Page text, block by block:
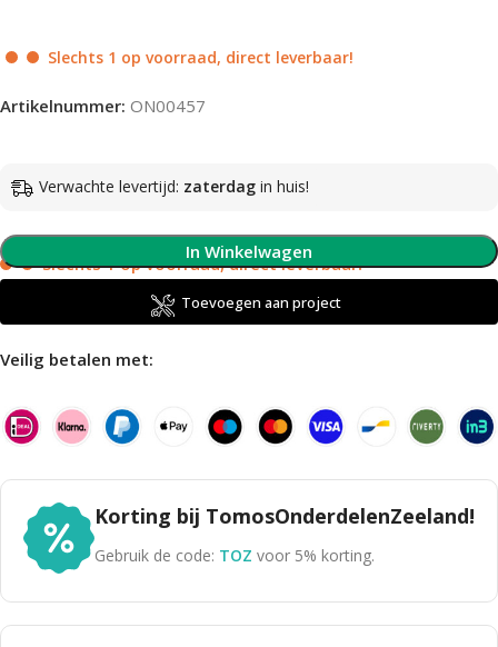
Slechts 1 op voorraad, direct leverbaar!
Artikelnummer: ON00457
Verwachte levertijd: zaterdag in huis!
Slechts 1 op voorraad, direct leverbaar!
In Winkelwagen
Toevoegen aan project
Veilig betalen met:
Korting bij TomosOnderdelenZeeland!
Gebruik de code: TOZ voor 5% korting.